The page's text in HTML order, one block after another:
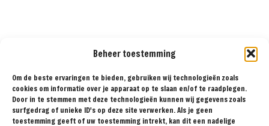
Beheer toestemming
Om de beste ervaringen te bieden, gebruiken wij technologieën zoals
cookies om informatie over je apparaat op te slaan en/of te raadplegen.
Door in te stemmen met deze technologieën kunnen wij gegevens zoals
surfgedrag of unieke ID's op deze site verwerken. Als je geen
toestemming geeft of uw toestemming intrekt, kan dit een nadelige